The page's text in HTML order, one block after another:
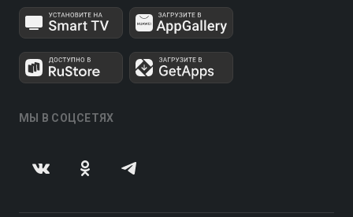
МЫ В СОЦСЕТЯХ